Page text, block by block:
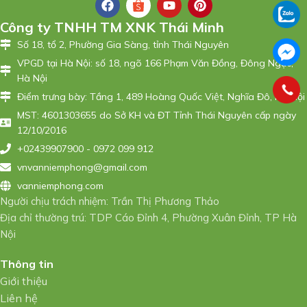
Công ty TNHH TM XNK Thái Minh
Số 18, tổ 2, Phường Gia Sàng, tỉnh Thái Nguyên
VPGD tại Hà Nội: số 18, ngõ 166 Phạm Văn Đồng, Đông Ngạc,
Hà Nội
Điểm trưng bày: Tầng 1, 489 Hoàng Quốc Việt, Nghĩa Đô, Hà Nội
MST: 4601303655 do Sở KH và ĐT Tỉnh Thái Nguyên cấp ngày
12/10/2016
+02439907900 - 0972 099 912
vnvanniemphong@gmail.com
vanniemphong.com
Người chịu trách nhiệm: Trần Thị Phương Thảo
Địa chỉ thường trú: TDP Cáo Đỉnh 4, Phường Xuân Đỉnh, TP Hà
Nội
Thông tin
Giới thiệu
Liên hệ